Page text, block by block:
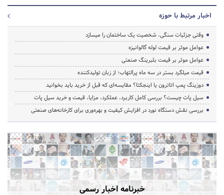
اخبار مرتبط با حوزه
وقتی جزئیات سنگی، شخصیت یک ساختمان را میسازد
عوامل موثر بر قیمت لوله گالوانیزه
عوامل موثر بر قیمت بلبرینگ صنعتی
قیمت میلگرد بستر در سه ماه پرالتهاب؛ از زبان تولیدکننده
دوزینگ پمپ اتاترون یا اینجکتا؟ مقایسه‌ای که قبل از خرید باید بخوانید
سیل پات چیست؟ بررسی کامل کاربرد، عملکرد، مزایا، قیمت و خرید سیل پات
بررسی نقش دستگاه نورد در افزایش کیفیت و بهره‌وری برای کارخانه‌های صنعتی
خبرنامه اخبار رسمی